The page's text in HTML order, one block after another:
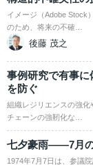
イメージ（Adobe Stock
のため、将来の不確…
後藤 茂之
事例研究で有事
を防ぐ
組織レジリエンスの強化
チェーンの強靭化な…
七夕豪雨――7月
1974年7月7日は、参議